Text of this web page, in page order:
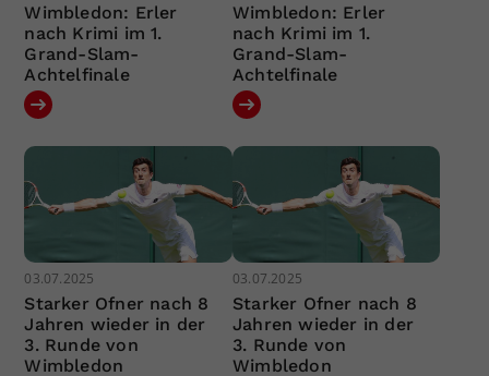
Wimbledon: Erler
nach Krimi im 1.
Grand-Slam-
Achtelfinale
Wimbledon: Erler
nach Krimi im 1.
Grand-Slam-
Achtelfinale
03.07.2025
Starker Ofner nach 8
Jahren wieder in der
3. Runde von
Wimbledon
03.07.2025
Starker Ofner nach 8
Jahren wieder in der
3. Runde von
Wimbledon